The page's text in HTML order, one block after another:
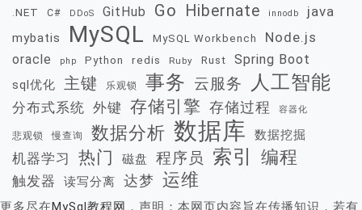
.NET C# DDoS GitHub Go Hibernate innodb java
mybatis MySQL MySQL Workbench Node.js
oracle php Python redis Ruby Rust Spring Boot
sql优化 主键 乐观锁 事务 云服务 人工智能
分布式系统 外键 存储引擎 存储过程 容器化
悲观锁 慢查询 数据分析 数据库 数据挖掘
机器学习 热门 磁盘 程序员 索引 编程
触发器 读写分离 达梦 运维